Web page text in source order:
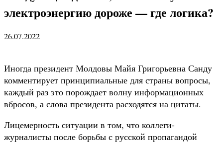
электроэнергию дороже — где логика?
26.07.2022
Иногда президент Молдовы Майя Григорьевна Санду
комментирует принципиальные для страны вопросы,
каждый раз это порождает волну информационных
вбросов, а слова президента расходятся на цитаты.
Лицемерность ситуации в том, что коллеги-
журналисты после борьбы с русской пропагандой